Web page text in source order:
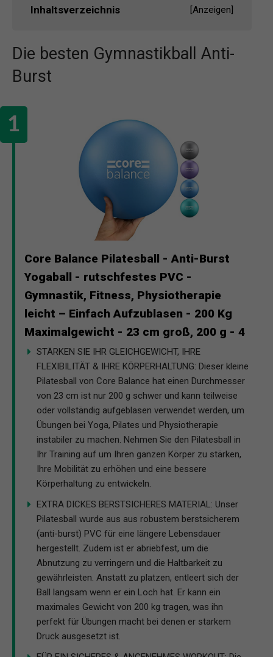
Inhaltsverzeichnis [Anzeigen]
Die besten Gymnastikball Anti-
Burst
Core Balance Pilatesball - Anti-Burst
Yogaball - rutschfestes PVC -
Gymnastik, Fitness, Physiotherapie
leicht – Einfach Aufzublasen - 200 Kg
Maximalgewicht - 23 cm groß, 200 g - 4
STÄRKEN SIE IHR GLEICHGEWICHT, IHRE
FLEXIBILITÄT & IHRE KÖRPERHALTUNG: Dieser kleine
Pilatesball von Core Balance hat einen Durchmesser
von 23 cm ist nur 200 g schwer und kann teilweise
oder vollständig aufgeblasen verwendet werden, um
Übungen bei Yoga, Pilates und Physiotherapie
instabiler zu machen. Nehmen Sie den Pilatesball in
Ihr Training auf um Ihren ganzen Körper zu stärken,
Ihre Mobilität zu erhöhen und eine bessere
Körperhaltung zu entwickeln.
EXTRA DICKES BERSTSICHERES MATERIAL: Unser
Pilatesball wurde aus aus robustem berstsicherem
(anti-burst) PVC für eine längere Lebensdauer
hergestellt. Zudem ist er abriebfest, um die
Abnutzung zu verringern und die Haltbarkeit zu
gewährleisten. Anstatt zu platzen, entleert sich der
Ball langsam wenn er ein Loch hat. Er kann ein
maximales Gewicht von 200 kg tragen, was ihn
perfekt für Übungen macht bei denen er starkem
Druck ausgesetzt ist.